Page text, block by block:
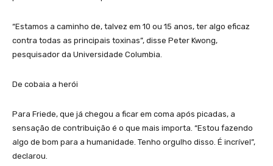
“Estamos a caminho de, talvez em 10 ou 15 anos, ter algo eficaz
contra todas as principais toxinas”, disse Peter Kwong,
pesquisador da Universidade Columbia.
De cobaia a herói
Para Friede, que já chegou a ficar em coma após picadas, a
sensação de contribuição é o que mais importa. “Estou fazendo
algo de bom para a humanidade. Tenho orgulho disso. É incrível”,
declarou.